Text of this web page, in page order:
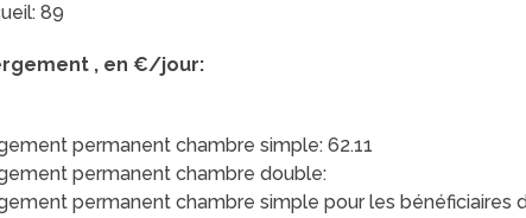
89
, en €/jour:
permanent chambre simple: 62.11
permanent chambre double:
permanent chambre simple pour les bénéficiaires